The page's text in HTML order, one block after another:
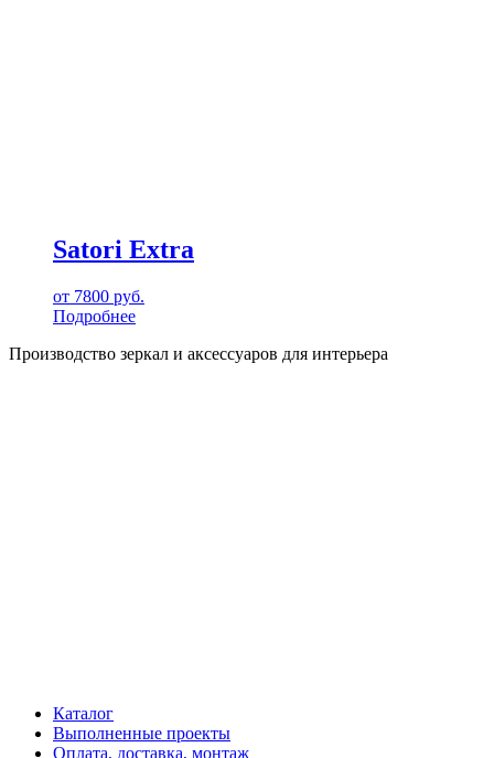
Satori Extra
от 7800 руб.
Подробнее
Производство зеркал и аксессуаров для интерьера
Каталог
Выполненные проекты
Оплата, доставка, монтаж